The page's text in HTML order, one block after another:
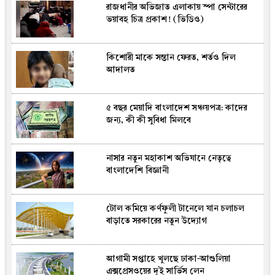
খাওয়ার পর টয়লেটের তাড়া, স্বাভাবিক নাকি
উদ্বেগের কারণ?
বিএসএফের গুলিতে বাংলাদেশি যুবক নিহত
৪৬ মণ ইলিশে জেলেদের মুখে হাসি, বিক্রি
৪৮ লাখ ৫০ হাজার টাকায়
রোমে আটকে থাকা বিমানের ফ্লাইট ঢাকায়
পৌঁছেছে
দেশের ২৩তম রাষ্ট্রপতি নির্বাচনে ১১ দলীয়
জোটের প্রার্থী কর্নেল অলি আহমেদ
ঐতিহাসিক প্রতিরক্ষা চুক্তিতে মুসলিম সামরিক
পরাশক্তিদেশগুলো
রাজধানীর অভিজাত এলাকায় স্পা সেন্টারের
ভয়াবহ চিত্র প্রকাশ! (ভিডিও)
কিশোরী মাকে সন্তান ফেরত, শর্তও দিল
আদালত
৫ বছর মেয়াদি বাংলাদেশ সঞ্চয়পত্র: কাদের
জন্য, কী কী সুবিধা মিলবে
নাসার নতুন মহাকাশ অভিযানে নেতৃত্বে
বাংলাদেশি বিজ্ঞানী
টোল কমিয়ে কর্ণফুলী টানেলে যান চলাচল
বাড়াতে সরকারের নতুন উদ্যোগ
আগামী সপ্তাহে খুলছে ঢাকা-আশুলিয়া
এক্সপ্রেসওয়ের দুই সার্ভিস লেন